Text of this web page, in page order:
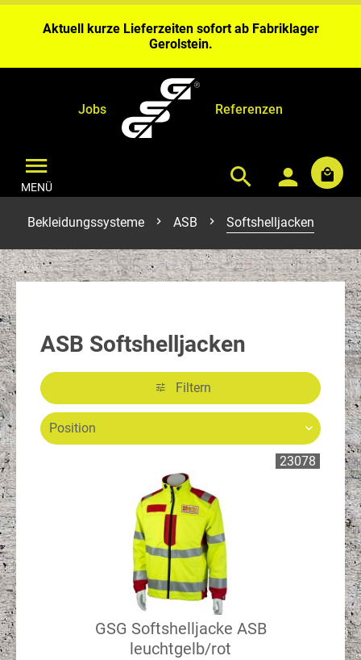
Gerolstein.
Bei Benähungen & Bedruckungen planen Sie bitte 4 – 6
Gerolstein.
Jobs
Referenzen
MENÜ
Bekleidungssysteme ASB Softshelljacken
ASB Softshelljacken
Filtern
GSG Softshelljacke ASB
leuchtgelb/rot
23078